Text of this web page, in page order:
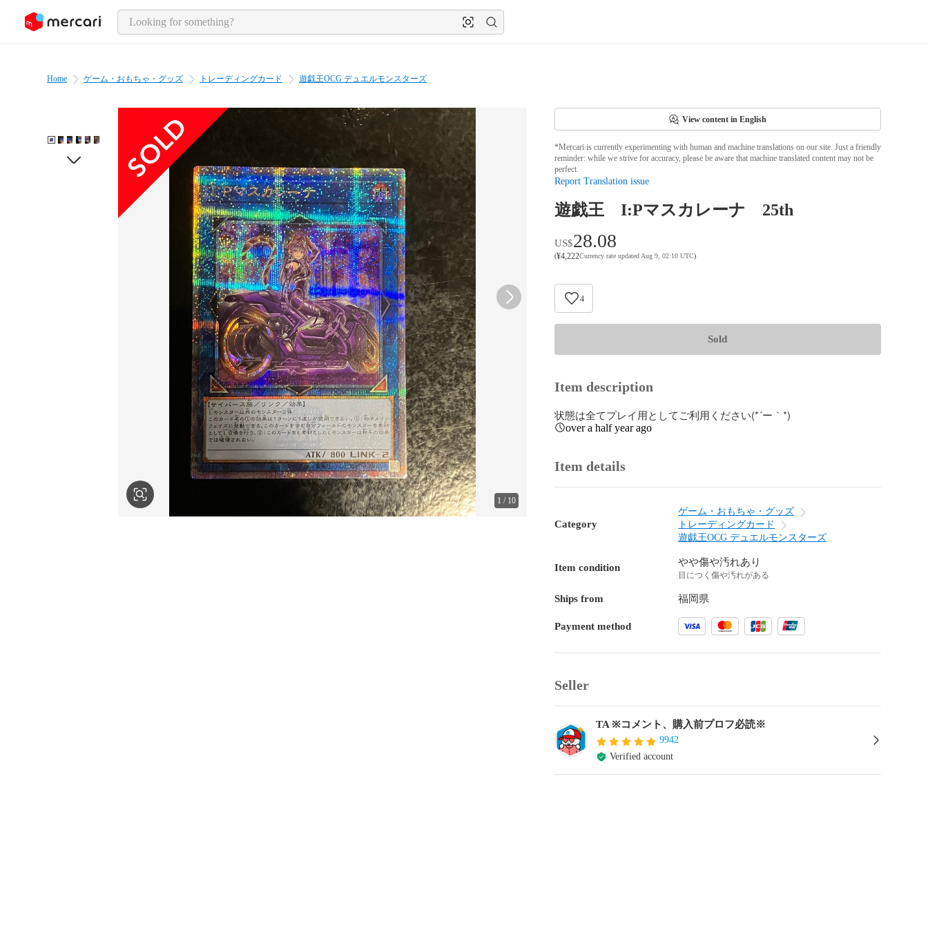
page content
Home ゲーム・おもちゃ・グッズ トレーディングカード 遊戯王OCG デュエルモンスターズ
1 / 10
View content in English
*Mercari is currently experimenting with human and machine translations on our site. Just a friendly
reminder: while we strive for accuracy, please be aware that machine translated content may not be
perfect.
Report Translation issue
遊戯王 I:Pマスカレーナ 25th
US$28.08
(¥4,222Currency rate updated Aug 9, 02:10 UTC)
4
Sold
Item description
状態は全てプレイ用としてご利用ください(*´ー｀*)
over a half year ago
Item details
Category
ゲーム・おもちゃ・グッズ
トレーディングカード
遊戯王OCG デュエルモンスターズ
Item condition やや傷や汚れあり
目につく傷や汚れがある
Ships from 福岡県
Payment method
Seller
TA ※コメント、購入前プロフ必読※
9942
Verified account